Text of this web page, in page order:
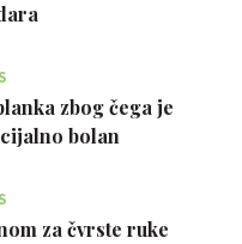
zbog čega je
bolan
za čvrste ruke